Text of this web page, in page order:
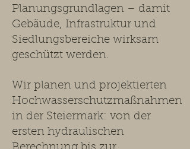
Planungsgrundlagen – damit
Gebäude, Infrastruktur und
Siedlungsbereiche wirksam
geschützt werden.
Wir planen und projektierten
Hochwasserschutzmaßnahmen
in der Steiermark: von der
ersten hydraulischen